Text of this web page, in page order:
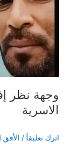
وجهة نظر
الاسرية
اترك تعليقاً / الأفق